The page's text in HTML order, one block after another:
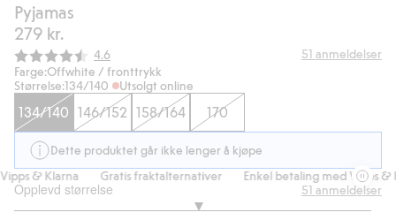
Pyjamas
279 kr.
Gjennomsnittskarakter:
4.6 51 anmeldelser
Farge:Offwhite / fronttrykk
Størrelse:134/140 Utsolgt online
134/140 146/152 158/164 170
Dette produktet går ikke lenger å kjøpe
& Klarna
Gratis fraktalternativer Enkel betaling med Vipps &
Opplevd størrelse 51 anmeldelser